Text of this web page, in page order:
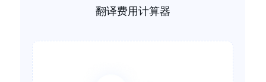
翻译费用计算器